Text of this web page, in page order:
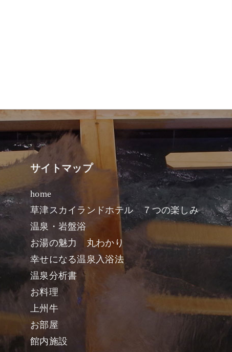
サイトマップ
home
草津スカイランドホテル ７つの楽しみ
温泉・岩盤浴
お湯の魅力 丸わかり
幸せになる温泉入浴法
温泉分析書
お料理
上州牛
お部屋
館内施設